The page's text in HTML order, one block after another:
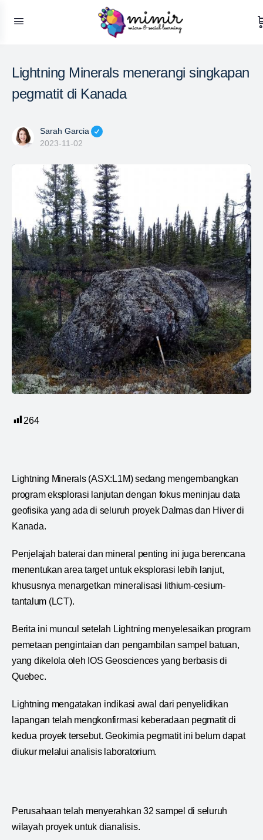
Lightning Minerals menerangi singkapan
pegmatit di Kanada
Sarah Garcia
2023-11-02
264
Lightning Minerals (ASX:L1M) sedang mengembangkan
program eksplorasi lanjutan dengan fokus meninjau data
geofisika yang ada di seluruh proyek Dalmas dan Hiver di
Kanada.
Penjelajah baterai dan mineral penting ini juga berencana
menentukan area target untuk eksplorasi lebih lanjut,
khususnya menargetkan mineralisasi lithium-cesium-
tantalum (LCT).
Berita ini muncul setelah Lightning menyelesaikan program
pemetaan pengintaian dan pengambilan sampel batuan,
yang dikelola oleh IOS Geosciences yang berbasis di
Quebec.
Lightning mengatakan indikasi awal dari penyelidikan
lapangan telah mengkonfirmasi keberadaan pegmatit di
kedua proyek tersebut. Geokimia pegmatit ini belum dapat
diukur melalui analisis laboratorium.
Perusahaan telah menyerahkan 32 sampel di seluruh
wilayah proyek untuk dianalisis.